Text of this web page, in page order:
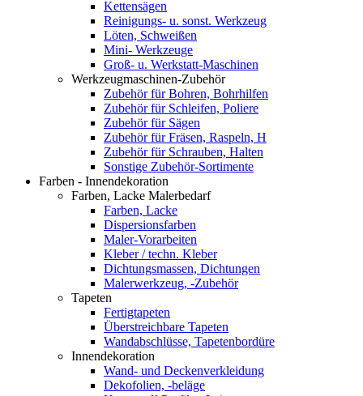
Kettensägen
Reinigungs- u. sonst. Werkzeug
Löten, Schweißen
Mini- Werkzeuge
Groß- u. Werkstatt-Maschinen
Werkzeugmaschinen-Zubehör
Zubehör für Bohren, Bohrhilfen
Zubehör für Schleifen, Poliere
Zubehör für Sägen
Zubehör für Fräsen, Raspeln, H
Zubehör für Schrauben, Halten
Sonstige Zubehör-Sortimente
Farben - Innendekoration
Farben, Lacke Malerbedarf
Farben, Lacke
Dispersionsfarben
Maler-Vorarbeiten
Kleber / techn. Kleber
Dichtungsmassen, Dichtungen
Malerwerkzeug, -Zubehör
Tapeten
Fertigtapeten
Überstreichbare Tapeten
Wandabschlüsse, Tapetenbordüre
Innendekoration
Wand- und Deckenverkleidung
Dekofolien, -beläge